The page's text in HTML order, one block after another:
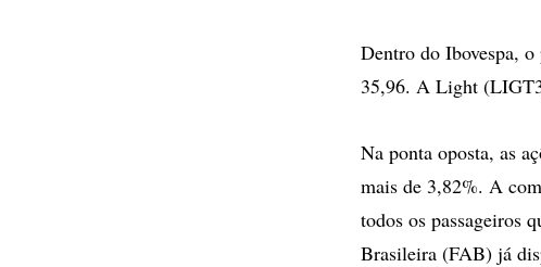
Dentro do Ibovespa,
35,96. A Light
Na ponta oposta, as
mais de 3,82%. A
todos os passageiros
Brasileira (FAB) já